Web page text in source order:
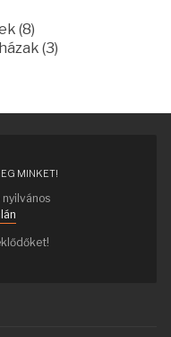
(8)
(3)
MINKET!
nyilvános